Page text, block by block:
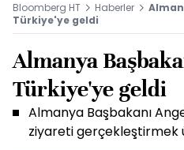
Bloomberg HT Haberler
Türkiye'ye geldi
Almanya
Türkiye'ye geldi
Almanya Başbakanı
ziyareti gerçekleştirmek